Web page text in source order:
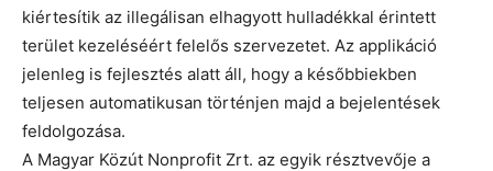
kiértesítik az illegálisan elhagyott hulladékkal érintett
terület kezeléséért felelős szervezetet. Az applikáció
jelenleg is fejlesztés alatt áll, hogy a későbbiekben
teljesen automatikusan történjen majd a bejelentések
feldolgozása.
A Magyar Közút Nonprofit Zrt. az egyik résztvevője a